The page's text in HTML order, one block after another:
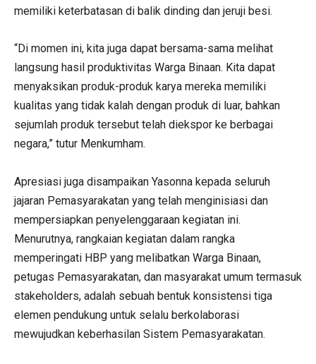
memiliki keterbatasan di balik dinding dan jeruji besi.
“Di momen ini, kita juga dapat bersama-sama melihat
langsung hasil produktivitas Warga Binaan. Kita dapat
menyaksikan produk-produk karya mereka memiliki
kualitas yang tidak kalah dengan produk di luar, bahkan
sejumlah produk tersebut telah diekspor ke berbagai
negara,” tutur Menkumham.
Apresiasi juga disampaikan Yasonna kepada seluruh
jajaran Pemasyarakatan yang telah menginisiasi dan
mempersiapkan penyelenggaraan kegiatan ini.
Menurutnya, rangkaian kegiatan dalam rangka
memperingati HBP yang melibatkan Warga Binaan,
petugas Pemasyarakatan, dan masyarakat umum termasuk
stakeholders, adalah sebuah bentuk konsistensi tiga
elemen pendukung untuk selalu berkolaborasi
mewujudkan keberhasilan Sistem Pemasyarakatan.